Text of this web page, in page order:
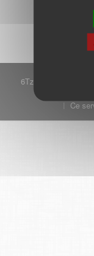
6Tzen ©2015 - Tous
Ce